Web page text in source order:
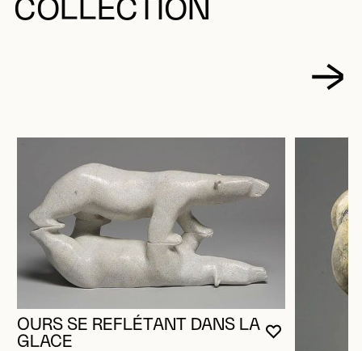
COLLECTION
VOUS
FERMER
OUVRIR LA
OURS SE REFLÉTANT DANS LA
GLACE